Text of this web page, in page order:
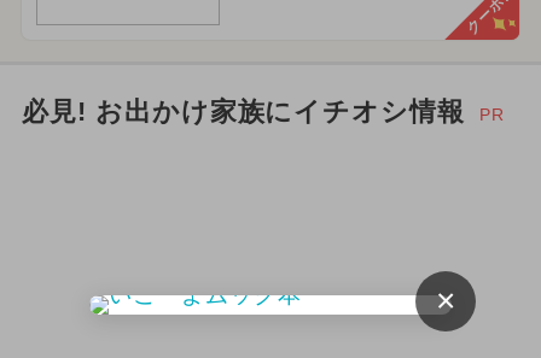
必見! お出かけ家族にイチオシ情報 PR
×